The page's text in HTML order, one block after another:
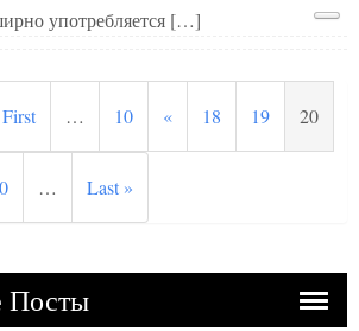
употребляется […]
… 10 « 18 19 20
… Last »
Посты